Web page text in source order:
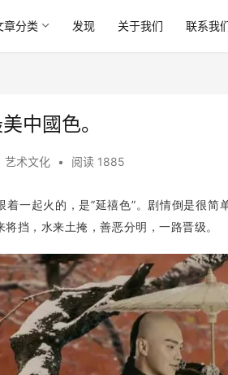
章分类 发现 关于我们 联系我
中國色。
艺术文化 • 阅读 1885
着一起火的，是”延禧色”。剧情倒是很
挡，水来土掩，善恶分明，一路晋级。